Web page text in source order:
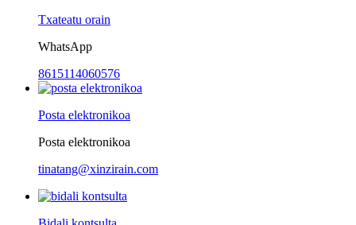
Txateatu orain
WhatsApp
8615114060576
Posta elektronikoa
Posta elektronikoa
tinatang@xinzirain.com